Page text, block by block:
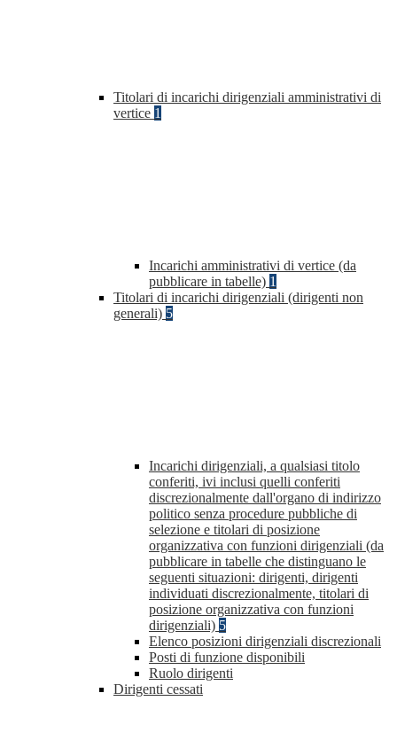
Titolari di incarichi dirigenziali amministrativi di
vertice 1
Incarichi amministrativi di vertice (da
pubblicare in tabelle) 1
Titolari di incarichi dirigenziali (dirigenti non
generali) 5
Incarichi dirigenziali, a qualsiasi titolo
conferiti, ivi inclusi quelli conferiti
discrezionalmente dall'organo di indirizzo
politico senza procedure pubbliche di
selezione e titolari di posizione
organizzativa con funzioni dirigenziali (da
pubblicare in tabelle che distinguano le
seguenti situazioni: dirigenti, dirigenti
individuati discrezionalmente, titolari di
posizione organizzativa con funzioni
dirigenziali) 5
Elenco posizioni dirigenziali discrezionali
Posti di funzione disponibili
Ruolo dirigenti
Dirigenti cessati